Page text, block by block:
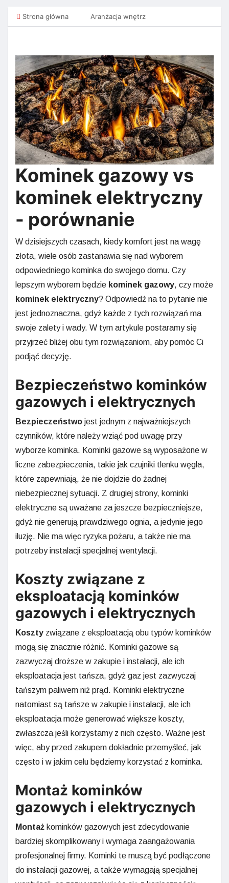
Strona główna Aranżacja wnętrz
Kominek gazowy vs
kominek elektryczny
- porównanie
W dzisiejszych czasach, kiedy komfort jest na wagę
złota, wiele osób zastanawia się nad wyborem
odpowiedniego kominka do swojego domu. Czy
lepszym wyborem będzie kominek gazowy, czy może
kominek elektryczny? Odpowiedź na to pytanie nie
jest jednoznaczna, gdyż każde z tych rozwiązań ma
swoje zalety i wady. W tym artykule postaramy się
przyjrzeć bliżej obu tym rozwiązaniom, aby pomóc Ci
podjąć decyzję.
Bezpieczeństwo kominków
gazowych i elektrycznych
Bezpieczeństwo jest jednym z najważniejszych
czynników, które należy wziąć pod uwagę przy
wyborze kominka. Kominki gazowe są wyposażone w
liczne zabezpieczenia, takie jak czujniki tlenku węgla,
które zapewniają, że nie dojdzie do żadnej
niebezpiecznej sytuacji. Z drugiej strony, kominki
elektryczne są uważane za jeszcze bezpieczniejsze,
gdyż nie generują prawdziwego ognia, a jedynie jego
iluzję. Nie ma więc ryzyka pożaru, a także nie ma
potrzeby instalacji specjalnej wentylacji.
Koszty związane z
eksploatacją kominków
gazowych i elektrycznych
Koszty związane z eksploatacją obu typów kominków
mogą się znacznie różnić. Kominki gazowe są
zazwyczaj droższe w zakupie i instalacji, ale ich
eksploatacja jest tańsza, gdyż gaz jest zazwyczaj
tańszym paliwem niż prąd. Kominki elektryczne
natomiast są tańsze w zakupie i instalacji, ale ich
eksploatacja może generować większe koszty,
zwłaszcza jeśli korzystamy z nich często. Ważne jest
więc, aby przed zakupem dokładnie przemyśleć, jak
często i w jakim celu będziemy korzystać z kominka.
Montaż kominków
gazowych i elektrycznych
Montaż kominków gazowych jest zdecydowanie
bardziej skomplikowany i wymaga zaangażowania
profesjonalnej firmy. Kominki te muszą być podłączone
do instalacji gazowej, a także wymagają specjalnej